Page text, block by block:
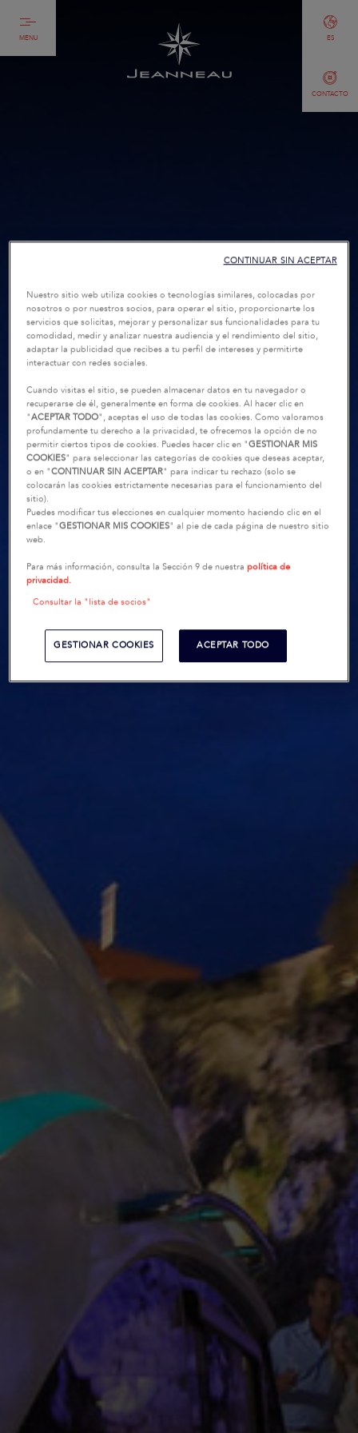
MENU
CONTACTO
ES
Nuestro sitio web utiliza cookies o tecnologías similares, colocadas por
nosotros o por nuestros socios, para operar el sitio, proporcionarte los
servicios que solicitas, mejorar y personalizar sus funcionalidades para tu
comodidad, medir y analizar nuestra audiencia y el rendimiento del sitio,
adaptar la publicidad que recibes a tu perfil de intereses y permitirte
interactuar con redes sociales.
Cuando visitas el sitio, se pueden almacenar datos en tu navegador o
recuperarse de él, generalmente en forma de cookies. Al hacer clic en
"ACEPTAR TODO", aceptas el uso de todas las cookies. Como valoramos
profundamente tu derecho a la privacidad, te ofrecemos la opción de no
permitir ciertos tipos de cookies. Puedes hacer clic en "GESTIONAR MIS
COOKIES" para seleccionar las categorías de cookies que deseas aceptar,
o en "CONTINUAR SIN ACEPTAR" para indicar tu rechazo (solo se
colocarán las cookies estrictamente necesarias para el funcionamiento del
sitio).
Puedes modificar tus elecciones en cualquier momento haciendo clic en el
enlace "GESTIONAR MIS COOKIES" al pie de cada página de nuestro sitio
web.
Para más información, consulta la Sección 9 de nuestrapolítica de
privacidad.
Consultar la "lista de socios"
GESTIONAR COOKIES ACEPTAR TODO
CONTINUAR SIN ACEPTAR